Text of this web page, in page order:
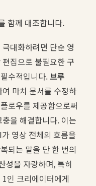
함께 대조합니다.
대화하려면 단순 영
집으로 불필요한 구
수적입니다.브루
마치 문서를 수정하
로우를 제공함으로써
을 해결합니다. 이는
영상 전체의 흐름을
되는 말을 단 한 번의
성을 자랑하며, 특히
인 크리에이터에게